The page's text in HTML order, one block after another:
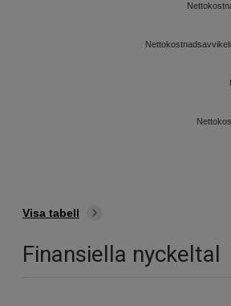
Visa tabell
Finansiella nyckeltal